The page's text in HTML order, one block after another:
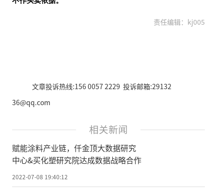
责任编辑：kj005
文章投诉热线:156 0057 2229 投诉邮箱:29132
36@qq.com
相关新闻
赋能涂料产业链，仟金顶大数据研究
中心&买化塑研究院达成数据战略合作
2022-07-08 19:40:12